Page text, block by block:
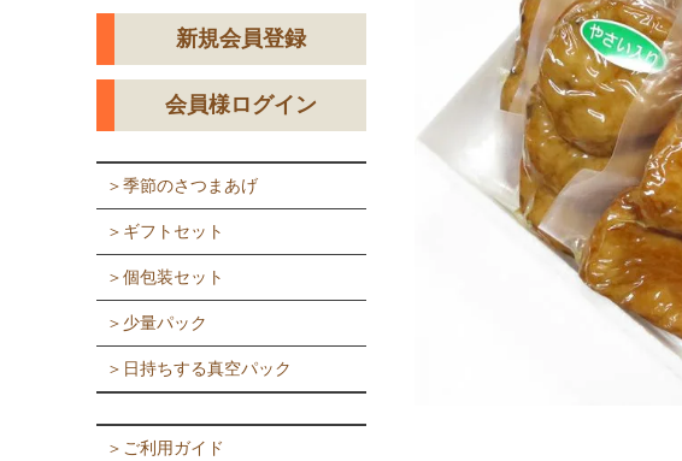
新規会員登録
会員様ログイン
＞季節のさつまあげ
＞ギフトセット
＞個包装セット
＞少量パック
＞日持ちする真空パック
＞ご利用ガイド